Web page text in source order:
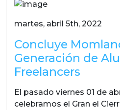
martes, abril 5th, 2022
Concluye
Generación de
Freelancers
El pasado viernes 01 de
celebramos el Gran el